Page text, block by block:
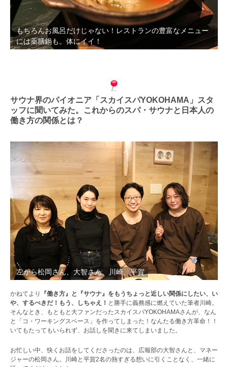
もちろんお風呂だけじゃない！レストランの豊富なメニュー
には薬膳鍋も。体にイイ！
サウナ界のパイオニア「スカイスパYOKOHAMA」スタ
ッフに聞いてみた。これからのスパ・サウナと日本人の
働き方の関係とは？
左から松岡さん、大智さん、川崎、平賀
かねてより
『働き方』と『サウナ』をもうちょっと近しい関係にしたい、い
や、するべきだ！もう、しちゃえ！ と勝手に義務感に燃えていた筆者川崎。
そんなとき、もともと大ファンだったスカイスパYOKOHAMAさんが、なん
と「コ・ワーキングスペース」を作ってしまった！なんたる働き方革命！！
いてもたってもいられず、お話しを聞きに来てしまいました。
お忙しい中、快くお話をしてくださったのは、広報部の大智さんと、マネー
ジャーの松岡さん。川崎と平賀2名の熱すぎる想いに引くことなく、一緒に